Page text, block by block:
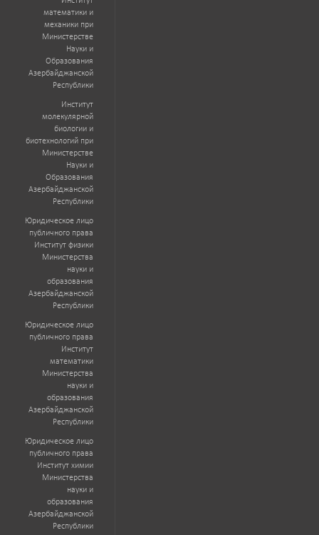
математики и
механики при
Министерстве
Науки и
Образования
Азербайджанской
Республики
Институт
молекулярной
биологии и
биотехнологий при
Министерстве
Науки и
Образования
Азербайджанской
Республики
Юридическое лицо
публичного права
Институт физики
Министерства
науки и
образования
Азербайджанской
Республики
Юридическое лицо
публичного права
Институт
математики
Министерства
науки и
образования
Азербайджанской
Республики
Юридическое лицо
публичного права
Институт химии
Министерства
науки и
образования
Азербайджанской
Республики